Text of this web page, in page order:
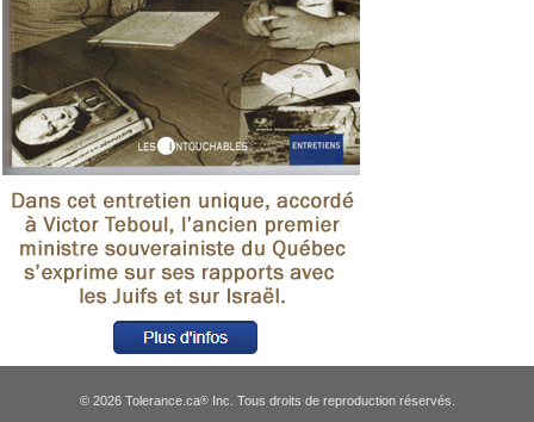
© 2026 Tolerance.ca®Inc. Tous droits de reproduction réservés.